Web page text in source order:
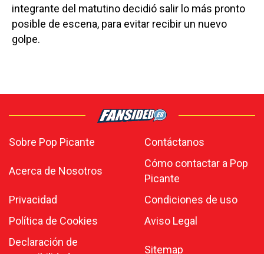
integrante del matutino decidió salir lo más pronto
posible de escena, para evitar recibir un nuevo
golpe.
Sobre Pop Picante Contáctanos
Acerca de Nosotros
Cómo contactar a Pop
Picante
Privacidad
Condiciones de uso
Política de Cookies
Aviso Legal
Declaración de
Sitemap